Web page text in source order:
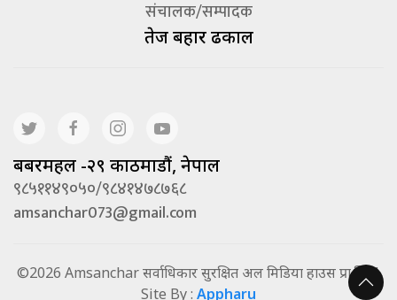
संचालक/सम्पादक
तेज बहादूर ढकाल
बबरमहल -२९ काठमाडौं, नेपाल
९८५११४९०५०/९८४१४७८७६८
amsanchar073@gmail.com
©2026 Amsanchar सर्वाधिकार सुरक्षित अल मिडिया हाउस प्रा.लि. |
Site By : Appharu